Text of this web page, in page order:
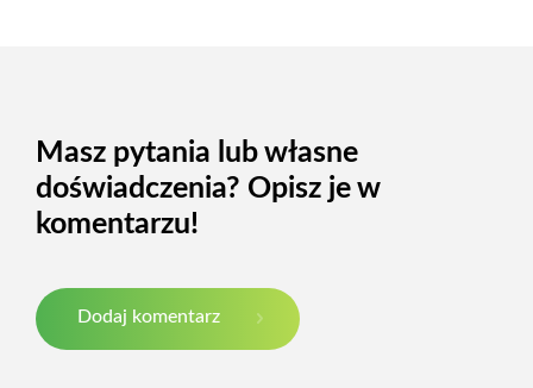
Masz pytania lub własne
doświadczenia? Opisz je w
komentarzu!
Dodaj komentarz